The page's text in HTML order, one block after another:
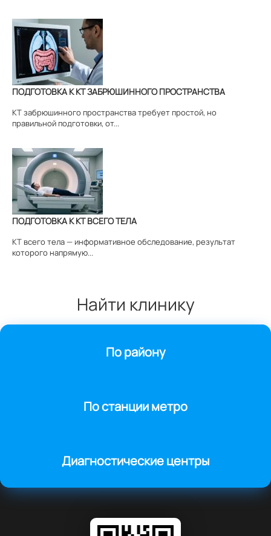
ПОДГОТОВКА К КТ ЗАБРЮШИННОГО ПРОСТРАНСТВА
КТ забрюшинного пространства требует простой, но
правильной подготовки, от...
ПОДГОТОВКА К КТ ВСЕГО ТЕЛА
КТ всего тела — информативное обследование, результат
которого напрямую...
Найти клинику
По району
По станции метро
Диагностические центры